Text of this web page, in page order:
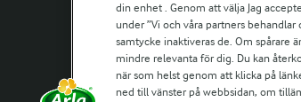
din enhet . Genom att välja Jag
under ”Vi och våra partners
samtycke inaktiveras de. Om spårare
mindre relevanta för dig. Du kan
när som helst genom att klicka på
ned till vänster på webbsidan, om